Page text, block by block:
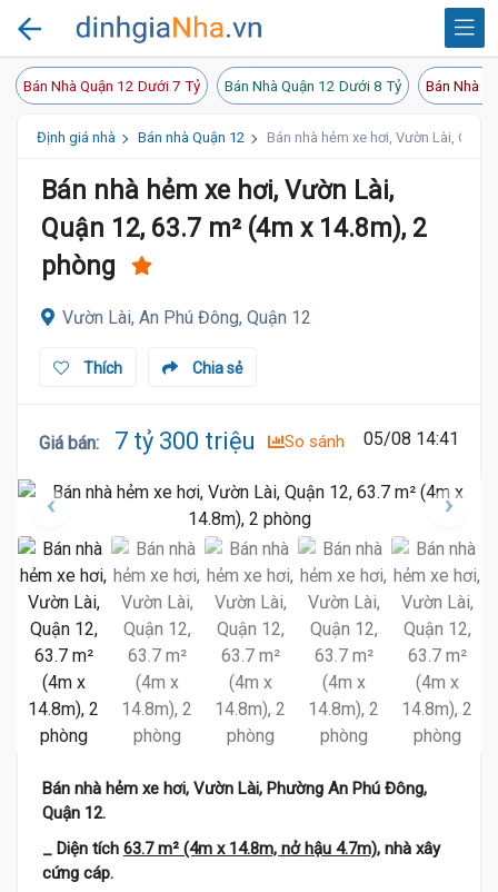
Bán Nhà Quận 12 Dưới 7 Tỷ Bán Nhà Quận 12 Dưới 8 Tỷ Bán Nhà
Định giá nhà Bán nhà Quận 12 Bán nhà hẻm xe hơi, Vườn Lài,
Bán nhà hẻm xe hơi, Vườn Lài,
Quận 12, 63.7 m² (4m x 14.8m), 2
phòng
Vườn Lài, An Phú Đông, Quận 12
Chia sẻ
Thích
Giá bán: 7 tỷ 300 triệu So sánh 05/08 14:41
Bán nhà hẻm xe hơi, Vườn Lài, Phường An Phú Đông,
Quận 12.
_ Diện tích 63.7 m² (4m x 14.8m, nở hậu 4.7m), nhà xây
cứng cáp.